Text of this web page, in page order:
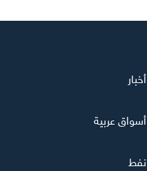
أخبار
أسواق عربية
نفط